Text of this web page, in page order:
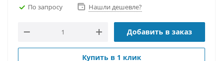
По запросу Нашли дешевле?
Добавить в заказ
Купить в 1 клик